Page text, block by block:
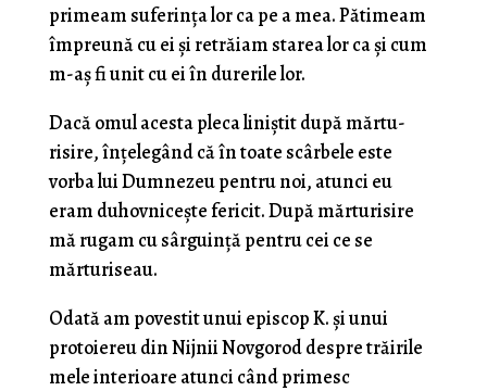
primeam suferinţa lor ca pe a mea. Pătimeam
împreună cu ei şi retrăiam starea lor ca şi cum
m-aş fi unit cu ei în durerile lor.
Dacă omul acesta pleca liniştit după mărtu­
risire, înţelegând că în toate scârbele este
vorba lui Dumnezeu pentru noi, atunci eu
eram duhovniceşte fericit. După mărturisire
mă rugam cu sârguinţă pentru cei ce se
mărturiseau.
Odată am povestit unui episcop K. şi unui
protoiereu din Nijnii Novgorod despre trăirile
mele in­terioare atunci când primesc